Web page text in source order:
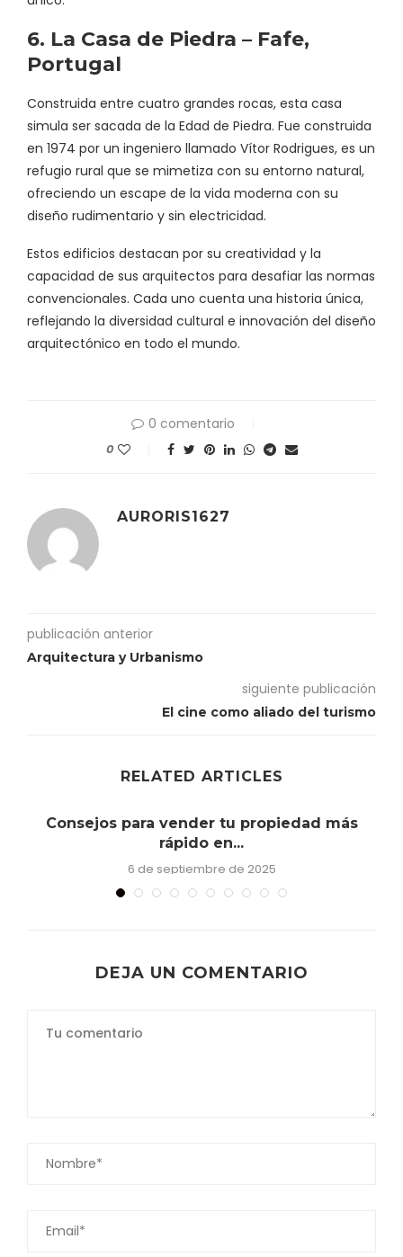
6. La Casa de Piedra – Fafe,
Portugal
Construida entre cuatro grandes rocas, esta casa
simula ser sacada de la Edad de Piedra. Fue construida
en 1974 por un ingeniero llamado Vítor Rodrigues, es un
refugio rural que se mimetiza con su entorno natural,
ofreciendo un escape de la vida moderna con su
diseño rudimentario y sin electricidad.
Estos edificios destacan por su creatividad y la
capacidad de sus arquitectos para desafiar las normas
convencionales. Cada uno cuenta una historia única,
reflejando la diversidad cultural e innovación del diseño
arquitectónico en todo el mundo.
0 comentario
0
AURORIS1627
publicación anterior
Arquitectura y Urbanismo
siguiente publicación
El cine como aliado del turismo
RELATED ARTICLES
Consejos para vender tu propiedad más
rápido en...
6 de septiembre de 2025
DEJA UN COMENTARIO